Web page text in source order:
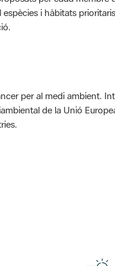
i hàbitats
per al medi ambient.
de la Unió
de 5.